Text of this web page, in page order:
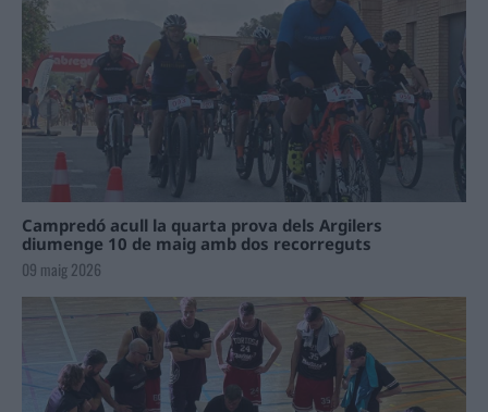
Campredó acull la quarta prova dels Argilers
diumenge 10 de maig amb dos recorreguts
09 maig 2026